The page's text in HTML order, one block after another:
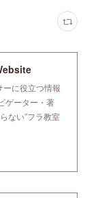
ーに役立つ情報
ゲーター・著
ない”フラ教室